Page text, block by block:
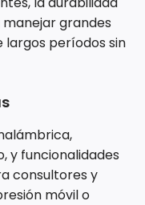
grandes
largos períodos sin
y funcionalidades
consultores y
móvil o